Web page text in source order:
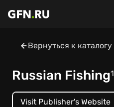
Вернуться к каталогу
Russian Fishing1
Visit Publisher's Website